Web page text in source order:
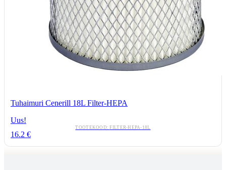
Tuhaimuri Cenerill 18L Filter-HEPA
Uus!
TOOTEKOOD:FILTER-HEPA-18L
16.2 €